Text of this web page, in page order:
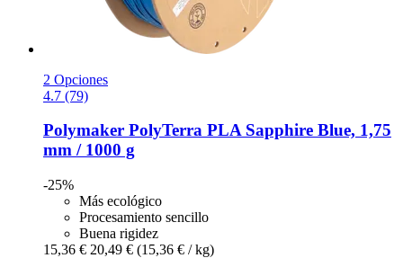
2 Opciones
4.7 (79)
Polymaker PolyTerra PLA Sapphire Blue, 1,75
mm / 1000 g
-25%
Más ecológico
Procesamiento sencillo
Buena rigidez
15,36 € 20,49 € (15,36 € / kg)